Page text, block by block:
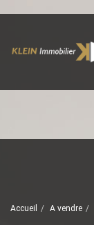
Accueil A vendre